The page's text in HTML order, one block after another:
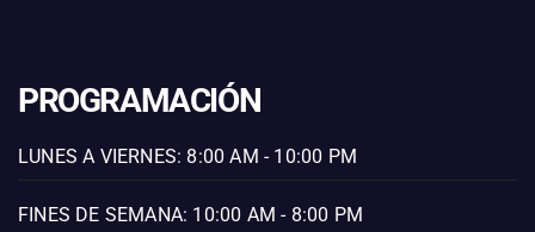
PROGRAMACIÓN
LUNES A VIERNES: 8:00 AM - 10:00 PM
FINES DE SEMANA: 10:00 AM - 8:00 PM